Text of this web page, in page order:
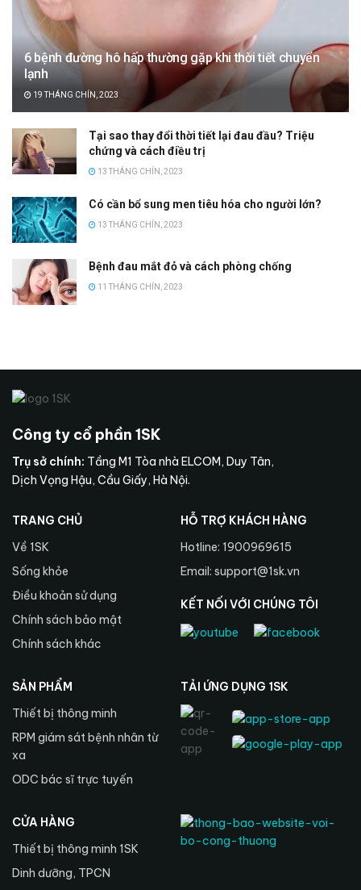
6 bệnh đường hô hấp thường gặp khi thời tiết chuyển
lạnh
19 THÁNG CHÍN, 2023
Tại sao thay đổi thời tiết lại đau đầu? Triệu
chứng và cách điều trị
13 THÁNG CHÍN, 2023
Có cần bổ sung men tiêu hóa cho người lớn?
13 THÁNG CHÍN, 2023
Bệnh đau mắt đỏ và cách phòng chống
11 THÁNG CHÍN, 2023
Công ty cổ phần 1SK
Trụ sở chính: Tầng M1 Tòa nhà ELCOM, Duy Tân,
Dịch Vọng Hậu, Cầu Giấy, Hà Nội.
TRANG CHỦ
Về 1SK
Sống khỏe
Điều khoản sử dụng
Chính sách bảo mật
Chính sách khác
HỖ TRỢ KHÁCH HÀNG
Hotline: 1900969615
Email: support@1sk.vn
KẾT NỐI VỚI CHÚNG TÔI
SẢN PHẨM
Thiết bị thông minh
RPM giám sát bệnh nhân từ
xa
ODC bác sĩ trực tuyến
TẢI ỨNG DỤNG 1SK
CỬA HÀNG
Thiết bị thông minh 1SK
Dinh dưỡng, TPCN